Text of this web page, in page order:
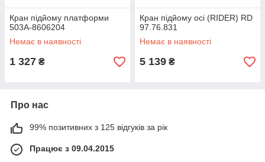
Кран підйому платформи
503А-8606204
Немає в наявності
1 327 ₴
Кран підйому осі (RIDER) RD
97.76.831
Немає в наявності
5 139 ₴
Про нас
99% позитивних з 125 відгуків за рік
Працює з 09.04.2015